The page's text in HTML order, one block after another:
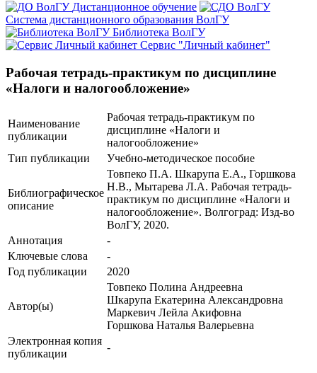
Дистанционное обучение
Система дистанционного образования ВолГУ
Библиотека ВолГУ
Сервис "Личный кабинет"
Рабочая тетрадь-практикум по дисциплине
«Налоги и налогообложение»
Наименование
публикации
Рабочая тетрадь-практикум по
дисциплине «Налоги и
налогообложение»
Тип публикации
Учебно-методическое пособие
Библиографическое
описание
Товпеко П.А. Шкарупа Е.А., Горшкова
Н.В., Мытарева Л.А. Рабочая тетрадь-
практикум по дисциплине «Налоги и
налогообложение». Волгоград: Изд-во
ВолГУ, 2020.
Аннотация
-
Ключевые cлова
-
Год публикации
2020
Автор(ы)
Товпеко Полина Андреевна
Шкарупа Екатерина Александровна
Маркевич Лейла Акифовна
Горшкова Наталья Валерьевна
Электронная копия
публикации
-